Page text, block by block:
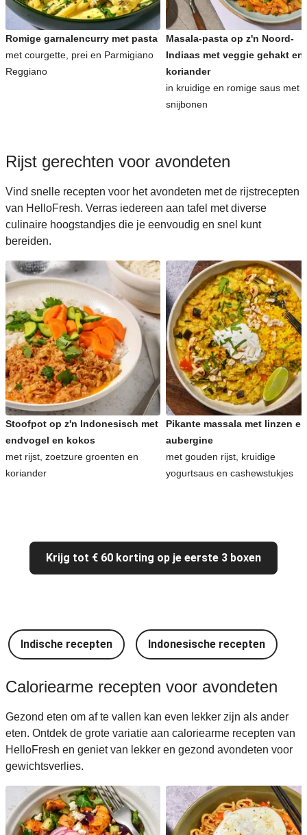
Romige garnalencurry met pasta
met courgette, prei en Parmigiano
Reggiano
Masala-pasta op z'n Noord-
Indiaas met veggie gehakt en
koriander
in kruidige en romige saus met
snijbonen
Rijst gerechten voor avondeten
Vind snelle recepten voor het avondeten met de rijstrecepten
van HelloFresh. Verras iedereen aan tafel met diverse
culinaire hoogstandjes die je eenvoudig en snel kunt
bereiden.
Stoofpot op z'n Indonesisch met
endvogel en kokos
met rijst, zoetzure groenten en
koriander
Pikante massala met linzen en
aubergine
met gouden rijst, kruidige
yogurtsaus en cashewstukjes
Krijg tot € 60 korting op je eerste 3 boxen
Indische recepten Indonesische recepten
Caloriearme recepten voor avondeten
Gezond eten om af te vallen kan even lekker zijn als ander
eten. Ontdek de grote variatie aan caloriearme recepten van
HelloFresh en geniet van lekker en gezond avondeten voor
gewichtsverlies.